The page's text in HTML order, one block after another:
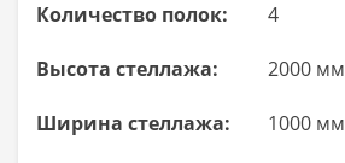
Количество полок: 4
Высота стеллажа: 2000 мм
Ширина стеллажа: 1000 мм